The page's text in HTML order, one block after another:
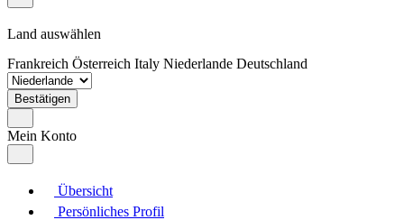
Land auswählen
Frankreich Österreich Italy Niederlande Deutschland
Bestätigen
Mein Konto
Übersicht
Persönliches Profil